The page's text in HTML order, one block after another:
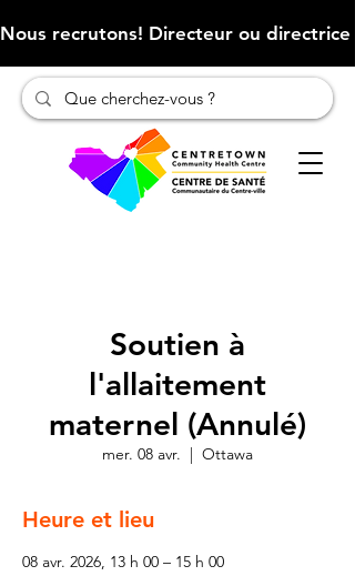
Nous recrutons! Directeur ou
Soutien à
l'allaitement
maternel (Annulé)
mer. 08 avr.
  |
Ottawa
Heure et lieu
08 avr. 2026, 13 h 00 – 15 h 00